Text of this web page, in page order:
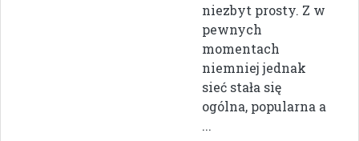
niezbyt prosty. Z w
pewnych
momentach
niemniej jednak
sieć stała się
ogólna, popularna a
...